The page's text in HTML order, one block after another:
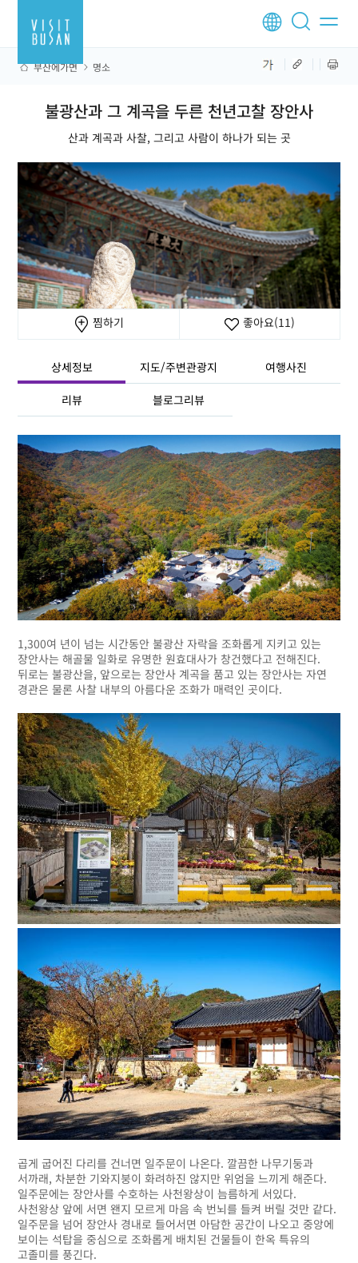
부산에가면 명소
불광산과 그 계곡을 두른 천년고찰 장안사
산과 계곡과 사찰, 그리고 사람이 하나가 되는 곳
찜하기 좋아요(11)
상세정보 지도/주변관광지 여행사진
리뷰 블로그리뷰
1,300여 년이 넘는 시간동안 불광산 자락을 조화롭게 지키고 있는
장안사는 해골물 일화로 유명한 원효대사가 창건했다고 전해진다.
뒤로는 불광산을, 앞으로는 장안사 계곡을 품고 있는 장안사는 자연
경관은 물론 사찰 내부의 아름다운 조화가 매력인 곳이다.
곱게 굽어진 다리를 건너면 일주문이 나온다. 깔끔한 나무기둥과
서까래, 차분한 기와지붕이 화려하진 않지만 위엄을 느끼게 해준다.
일주문에는 장안사를 수호하는 사천왕상이 늠름하게 서있다.
사천왕상 앞에 서면 왠지 모르게 마음 속 번뇌를 들켜 버릴 것만 같다.
일주문을 넘어 장안사 경내로 들어서면 아담한 공간이 나오고 중앙에
보이는 석탑을 중심으로 조화롭게 배치된 건물들이 한옥 특유의
고졸미를 풍긴다.